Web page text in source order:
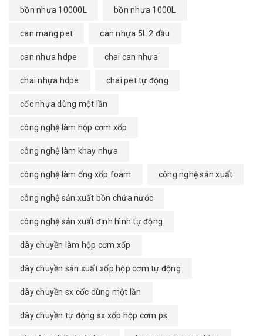
bồn nhựa 10000L bồn nhựa 1000L
can mang pet can nhựa 5L 2 đầu
can nhựa hdpe chai can nhựa
chai nhựa hdpe chai pet tự động
cốc nhựa dùng một lần
công nghệ làm hộp cơm xốp
công nghệ làm khay nhựa
công nghệ làm ống xốp foam công nghệ sản xuất
công nghệ sản xuất bồn chứa nước
công nghệ sản xuất định hình tự động
dây chuyền làm hộp cơm xốp
dây chuyền sản xuất xốp hộp cơm tự động
dây chuyền sx cốc dùng một lần
dây chuyền tự động sx xốp hộp cơm ps